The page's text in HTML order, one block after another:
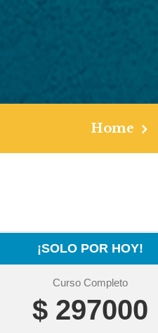
Home
¡SOLO POR HOY!
Curso Completo
$ 297000